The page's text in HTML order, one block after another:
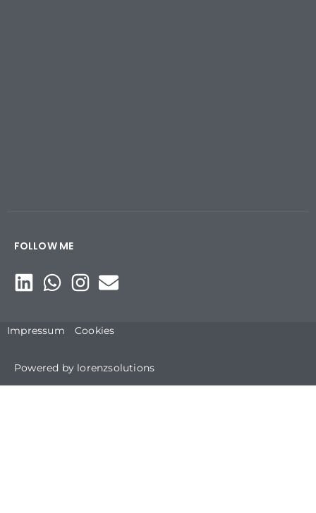
FOLLOW ME
Impressum Cookies
Powered by lorenzsolutions